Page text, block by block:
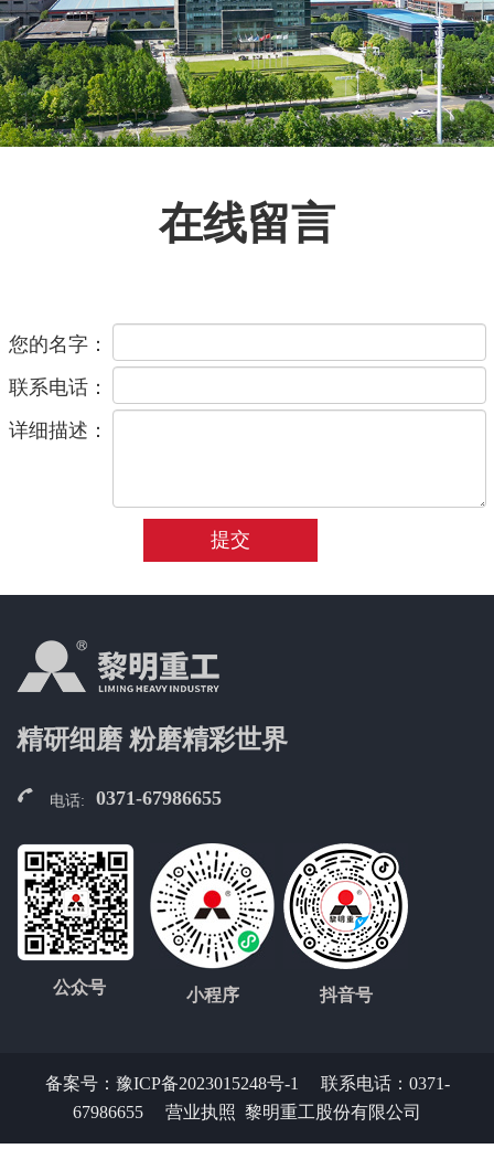
在线留言
您的名字：
联系电话：
详细描述：
提交
精研细磨 粉磨精彩世界
电话: 0371-67986655
公众号 小程序 抖音号
备案号： 豫ICP备2023015248号-1
联系电话：0371-
67986655
营业执照 黎明重工股份有限公司